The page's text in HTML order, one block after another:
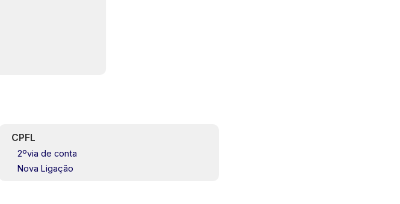
CPFL
2ºvia de conta
Nova Ligação